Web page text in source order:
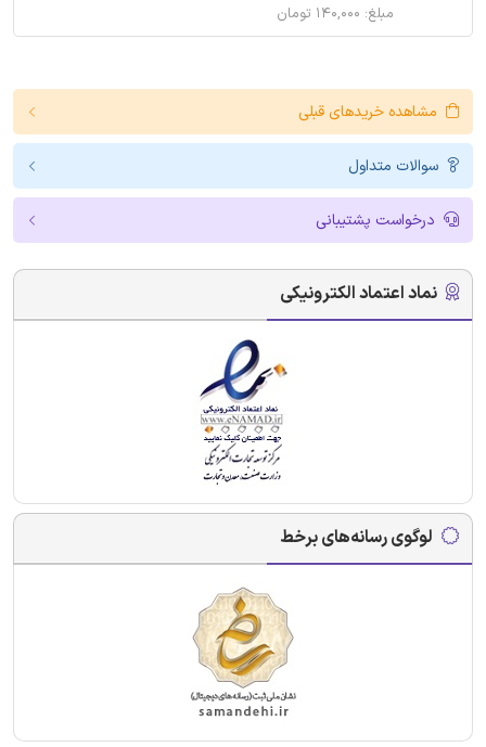
مبلغ: ۱۴۰,۰۰۰ تومان
مشاهده خریدهای قبلی
سوالات متداول
درخواست پشتیبانی
نماد اعتماد الکترونیکی
لوگوی رسانه‌های برخط